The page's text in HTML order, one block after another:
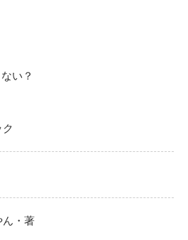
い？
ク
ん ・著